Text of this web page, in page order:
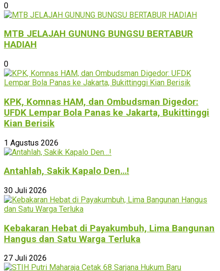
0
MTB JELAJAH GUNUNG BUNGSU BERTABUR
HADIAH
0
KPK, Komnas HAM, dan Ombudsman Digedor:
UFDK Lempar Bola Panas ke Jakarta, Bukittinggi
Kian Berisik
1 Agustus 2026
Antahlah, Sakik Kapalo Den…!
30 Juli 2026
Kebakaran Hebat di Payakumbuh, Lima Bangunan
Hangus dan Satu Warga Terluka
27 Juli 2026